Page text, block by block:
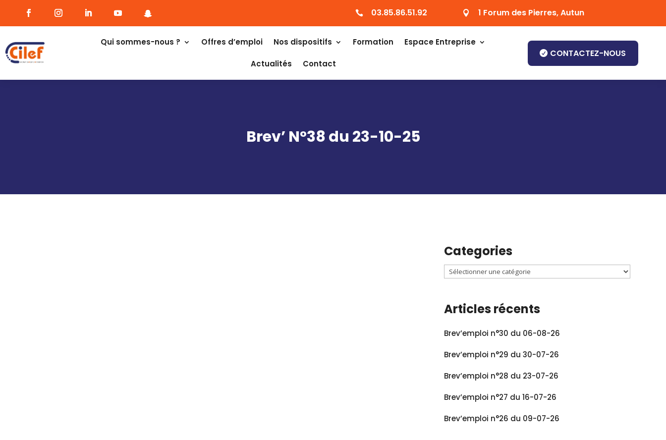
 03.85.86.51.92  1 Forum des Pierres, Autun
Qui sommes-nous ? Offres d’emploi Nos dispositifs Formation Espace Entreprise
Actualités Contact
CONTACTEZ-NOUS
Brev’ N°38 du 23-10-25
Categories
Articles récents
Brev’emploi n°30 du 06-08-26
Brev’emploi n°29 du 30-07-26
Brev’emploi n°28 du 23-07-26
Brev’emploi n°27 du 16-07-26
Brev’emploi n°26 du 09-07-26